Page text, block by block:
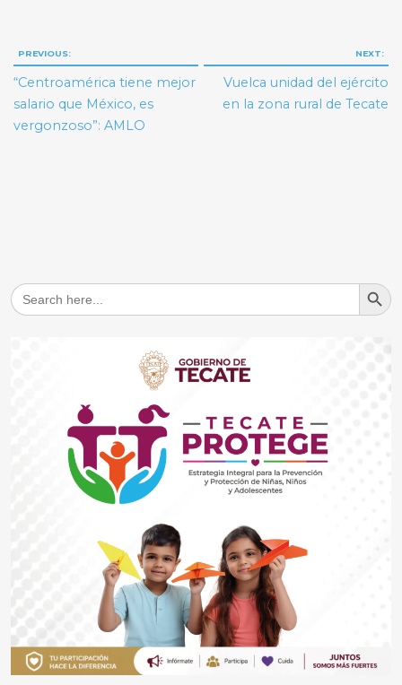
Navegación
de
entradas
PREVIOUS:
“Centroamérica tiene mejor
salario que México, es
vergonzoso”: AMLO
NEXT:
Vuelca unidad del ejército
en la zona rural de Tecate
Search
for:
Search